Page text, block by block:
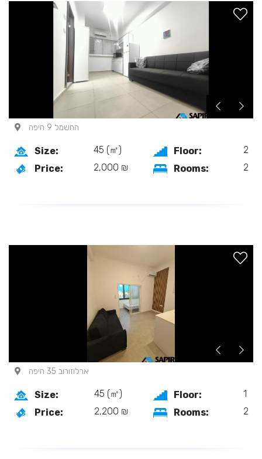
החשמל 9 חיפה
Size: 45 (㎡) Floor:
2
Price:
2,000 ₪ Rooms: 2
ארלוזורוב 35 חיפה
Size: 45 (㎡) Floor:
1
Price:
2,200 ₪ Rooms: 2